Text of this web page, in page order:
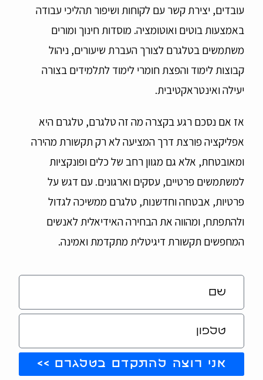
עובדים, יצירת קשר עם לקוחות ושיפור תהליכי עבודה
באמצעות בוטים ואוטומציה. מוסדות חינוך ומורים
משתמשים בטלגרם לצורך העברת שיעורים, ניהול
קבוצות לימוד והפצת חומרי לימוד לתלמידים בצורה
יעילה ואינטראקטיבית.
אז אם נסכם רגע בקצרה מה זה טלגרם, טלגרם היא
אפליקציה פורצת דרך המציעה לא רק תקשורת מהירה
ומאובטחת, אלא גם מגוון רחב של כלים ופונקציות
למשתמשים פרטיים, עסקים וארגונים. עם דגש על
פרטיות, אבטחה וחדשנות, טלגרם ממשיכה לגדול
ולהתפתח, ומהווה את הבחירה האידיאלית לאנשים
המחפשים תקשורת דיגיטלית מתקדמת ואמינה.
אני רוצה להתקדם בטלגרם >>